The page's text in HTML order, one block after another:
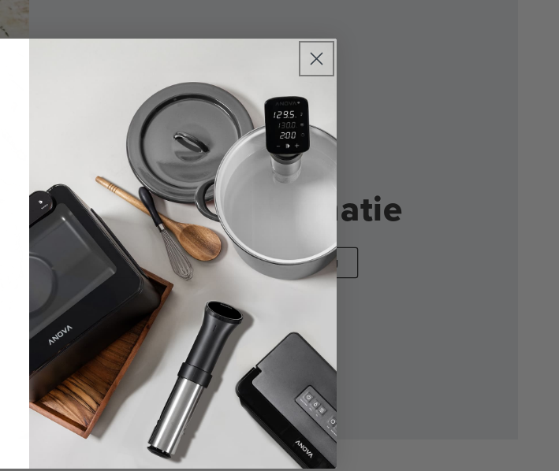
Californische
productinformatie
Californië AB 1200 Openbaarmaking